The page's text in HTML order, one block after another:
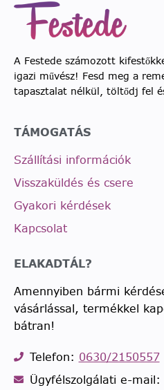
A Festede számozott
igazi művész! Fesd meg a
tapasztalat nélkül, töltődj fel
TÁMOGATÁS
Szállítási információk
Visszaküldés és csere
Gyakori kérdések
Kapcsolat
ELAKADTÁL?
Amennyiben bármi
vásárlással, termékkel
bátran!
Telefon: 0630/2150557
Ügyfélszolgálati e-